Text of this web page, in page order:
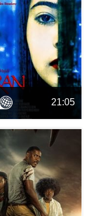
21:05